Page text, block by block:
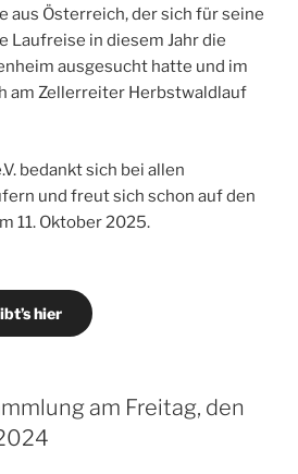
aus Österreich, der sich für seine
Laufreise in diesem Jahr die
ausgesucht hatte und im
am Zellerreiter Herbstwaldlauf
bedankt sich bei allen
und freut sich schon auf den
11. Oktober 2025.
hier
am Freitag, den